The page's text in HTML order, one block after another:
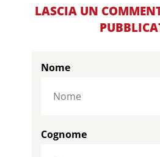
LASCIA UN
Nome
Cognome